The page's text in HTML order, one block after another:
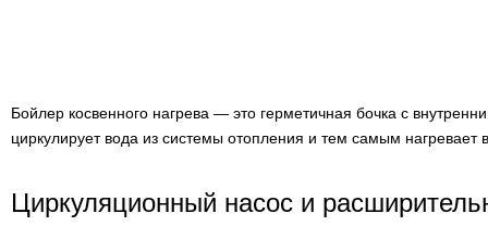
Бойлер косвенного нагрева — это герметичная бочка с
циркулирует вода из системы отопления и тем самым
Циркуляционный насос и